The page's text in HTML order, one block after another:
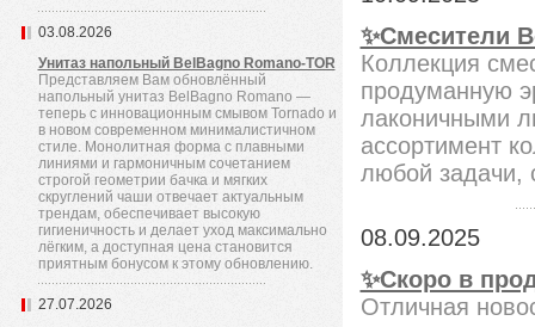
03.08.2026
Унитаз напольный BelBagno Romano-TOR
Представляем Вам обновлённый
напольный унитаз BelBagno Romano —
теперь с инновационным смывом Tornado и
в новом современном минималистичном
стиле. Монолитная форма с плавными
линиями и гармоничным сочетанием
строгой геометрии бачка и мягких
скруглений чаши отвечает актуальным
трендам, обеспечивает высокую
гигиеничность и делает уход максимально
лёгким, а доступная цена становится
приятным бонусом к этому обновлению.
27.07.2026
✨Смесители
Коллекция
продуманную
лаконичными
ассортимент
любой задачи,
08.09.2025
✨Скоро в
Отличная